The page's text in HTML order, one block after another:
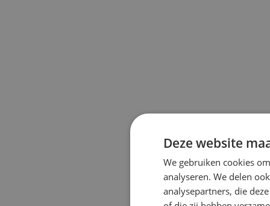
Deze website
We gebruiken cookies
analyseren. We delen
analysepartners, die